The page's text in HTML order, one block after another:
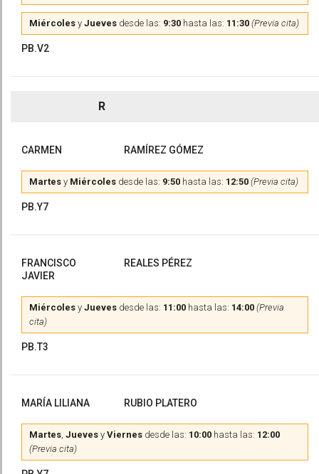
Miércoles y Jueves desde las: 9:30 hasta las: 11:30 (Previa cita)
PB.V2
R
CARMEN RAMÍREZ GÓMEZ
Martes y Miércoles desde las: 9:50 hasta las: 12:50 (Previa cita)
PB.Y7
FRANCISCO
JAVIER
REALES PÉREZ
Miércoles y Jueves desde las: 11:00 hasta las: 14:00 (Previa
cita)
PB.T3
MARÍA LILIANA RUBIO PLATERO
Martes, Jueves y Viernes desde las: 10:00 hasta las: 12:00
(Previa cita)